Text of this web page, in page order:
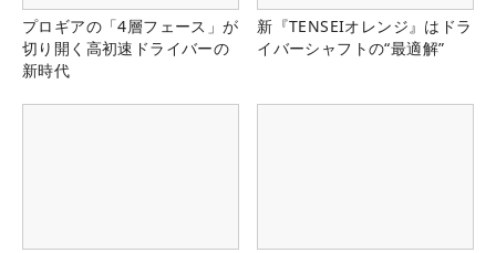
プロギアの「4層フェース」が
切り開く高初速ドライバーの
新時代
新『TENSEIオレンジ』はドラ
イバーシャフトの“最適解”